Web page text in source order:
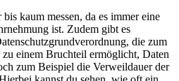
kaum messen, da es immer eine
ist. Zudem gibt es
die zum
einem Bruchteil ermöglicht, Daten
zum Beispiel die Verweildauer der